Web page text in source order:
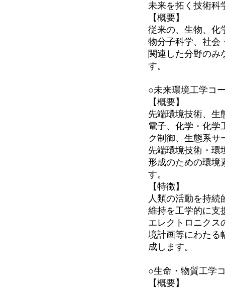
未来を拓く技術科
【概要】
従来の、生物、化
物分子科学、社会
関連した分野のみ
す。
○未来環境工学コ
【概要】
先端環境技術、生
電子、化学・化学
ク制御、生態系サ
先端環境技術・環
形成のための環境
す。
【特徴】
人類の活動を持続
維持を工学的に支
エレクトロニクス
境計画等にわたる
成します。
○生命・物質工学
【概要】